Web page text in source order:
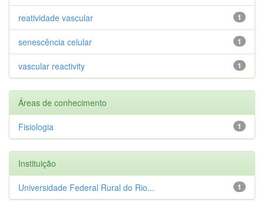
1
reatividade vascular
1
senescência celular
1
vascular reactivity
Áreas de conhecimento
1
Fisiologia
Instituição
1
Universidade Federal Rural do Rio...